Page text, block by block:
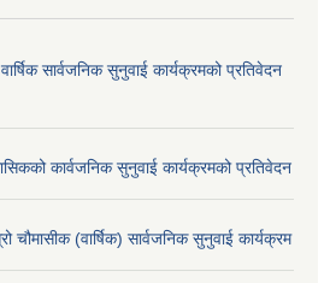
सार्वजनिक सुनुवाई कार्यक्रमको प्रतिवेदन
कार्वजनिक सुनुवाई कार्यक्रमको प्रतिवेदन
(वार्षिक) सार्वजनिक सुनुवाई कार्यक्रम